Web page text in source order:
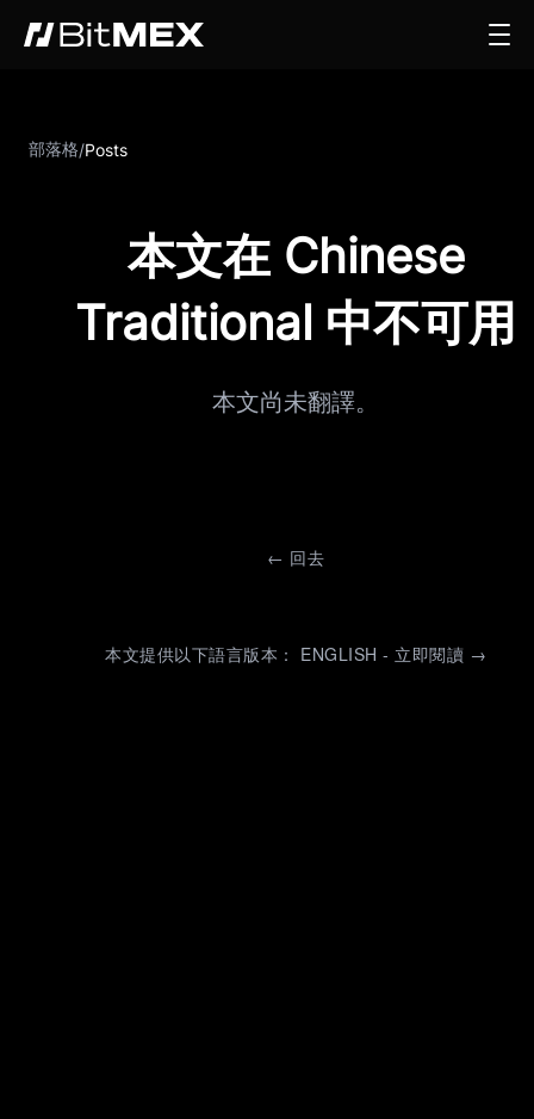
部落格/Posts
本文在 Chinese
Traditional 中不可用
本文尚未翻譯。
← 回去
本文提供以下語言版本： ENGLISH - 立即閱讀 →